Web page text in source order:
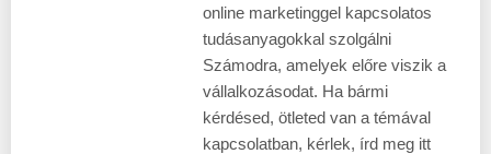
online marketinggel kapcsolatos
tudásanyagokkal szolgálni
Számodra, amelyek előre viszik a
vállalkozásodat. Ha bármi
kérdésed, ötleted van a témával
kapcsolatban, kérlek, írd meg itt